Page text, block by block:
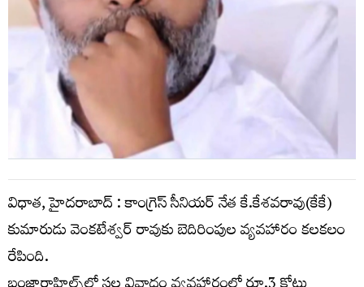
విధాత, హైదరాబాద్ : కాంగ్రెస్ సీనియర్ నేత కే.కేశవరావు(కేకే)
కుమారుడు వెంకటేశ్వర్ రావుకు బెదిరింపుల వ్యవహారం కలకలం
రేపింది.